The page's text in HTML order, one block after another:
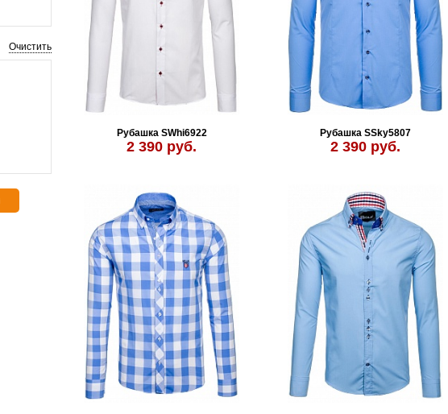
Очистить
Рубашка SWhi6922
2 390 руб.
Рубашка SSky5807
2 390 руб.